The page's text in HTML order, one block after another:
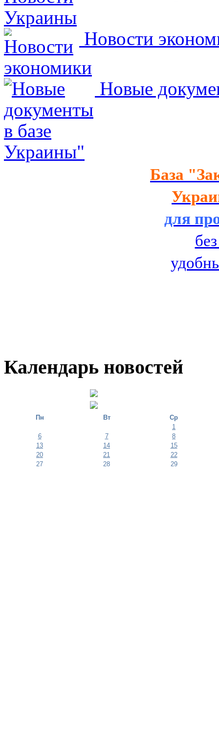
Новости
Новые
Украины"
База
для
Календарь новостей
Пн Вт
Ср
1
6
7
8
13
14
15
20
21
22
27
28 29